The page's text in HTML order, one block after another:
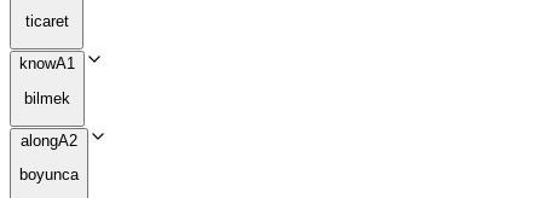
ticaret
knowA1
bilmek
alongA2
boyunca